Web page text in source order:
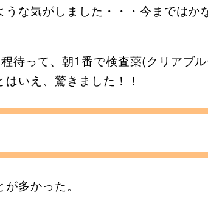
な気がしました・・・今まではか
待って、朝1番で検査薬(クリアブ
いえ、驚きました！！
多かった。